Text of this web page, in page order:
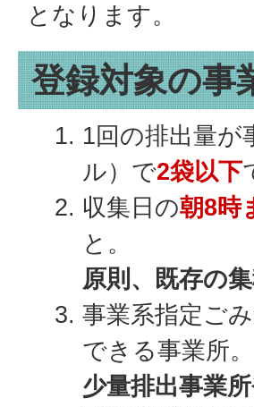
となります。
登録対象の事
1回の排出量が
ル）で2袋以下
収集日の朝8時
と。
原則、既存の
事業系指定ご
できる事業所。
少量排出事業